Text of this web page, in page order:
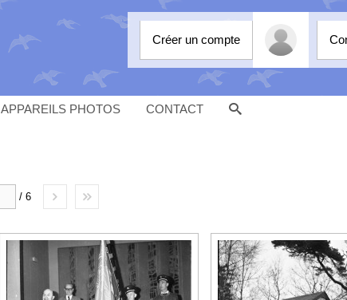
Créer un compte
APPAREILS PHOTOS CONTACT
/ 6